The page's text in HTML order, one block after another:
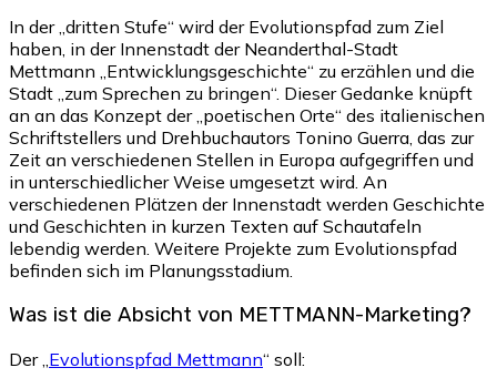
In der „dritten Stufe“ wird der Evolutionspfad zum Ziel
haben, in der Innenstadt der Neanderthal-Stadt
Mettmann „Entwicklungsgeschichte“ zu erzählen und die
Stadt „zum Sprechen zu bringen“. Dieser Gedanke knüpft
an an das Konzept der „poetischen Orte“ des italienischen
Schriftstellers und Drehbuchautors Tonino Guerra, das zur
Zeit an verschiedenen Stellen in Europa aufgegriffen und
in unterschiedlicher Weise umgesetzt wird. An
verschiedenen Plätzen der Innenstadt werden Geschichte
und Geschichten in kurzen Texten auf Schautafeln
lebendig werden. Weitere Projekte zum Evolutionspfad
befinden sich im Planungsstadium.
Was ist die Absicht von METTMANN-Marketing?
Der „ Evolutionspfad Mettmann“ soll: